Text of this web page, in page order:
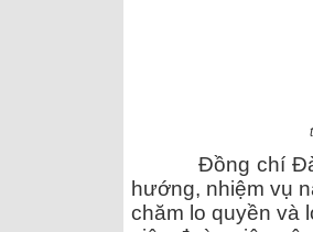
Đồng chí Đào
hướng, nhiệm vụ
chăm lo quyền và